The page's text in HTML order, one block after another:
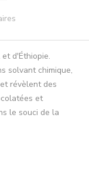
d'Éthiopie.
solvant chimique,
révèlent des
et
le souci de la